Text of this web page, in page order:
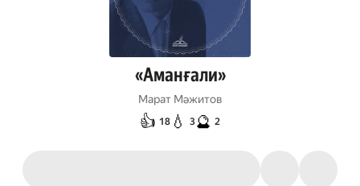
«Аманғали»
Марат Мәжитов
👍 18 💧 3🔮 2